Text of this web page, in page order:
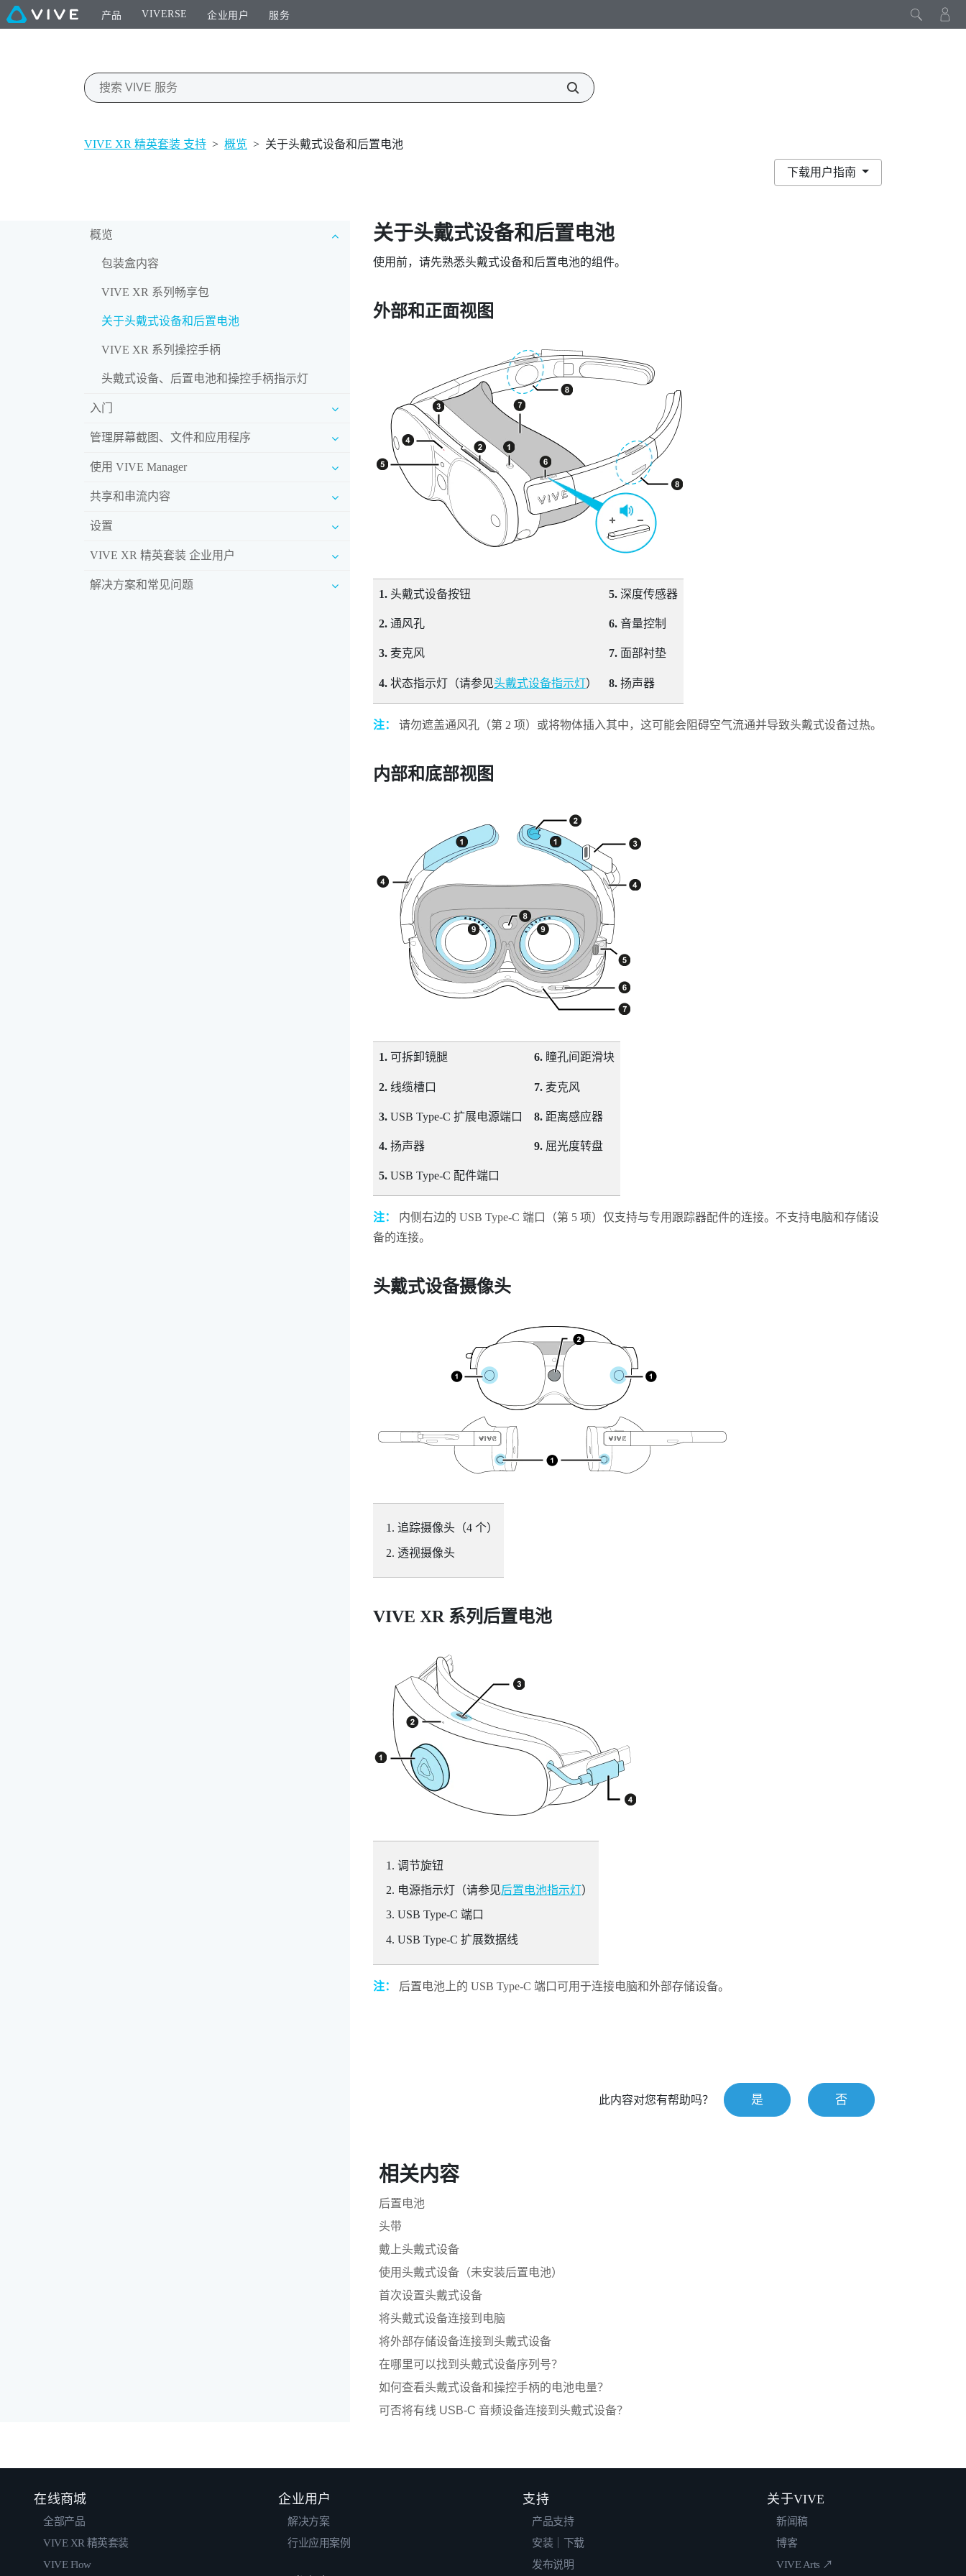
产品 VIVERSE 企业用户 服务
VIVE XR 精英套装 支持 > 概览 > 关于头戴式设备和后置电池
下载用户指南
概览
包装盒内容
VIVE XR 系列畅享包
关于头戴式设备和后置电池
VIVE XR 系列操控手柄
头戴式设备、后置电池和操控手柄指示灯
入门
管理屏幕截图、文件和应用程序
使用 VIVE Manager
共享和串流内容
设置
VIVE XR 精英套装 企业用户
解决方案和常见问题
关于头戴式设备和后置电池
使用前，请先熟悉头戴式设备和后置电池的组件。
外部和正面视图
1. 头戴式设备按钮
2.通风孔
3.麦克风
4.状态指示灯（请参见头戴式设备指示灯）
5.深度传感器
6.音量控制
7.面部衬垫
8.扬声器
注： 请勿遮盖通风孔（第 2 项）或将物体插入其中，这可能会阻碍空气流通并导致头戴式设备过热。
内部和底部视图
1.可拆卸镜腿
2.线缆槽口
3. USB Type-C 扩展电源端口
4.扬声器
5. USB Type-C 配件端口
6.瞳孔间距滑块
7.麦克风
8.距离感应器
9.屈光度转盘
注： 内侧右边的 USB Type-C 端口（第 5 项）仅支持与专用跟踪器配件的连接。不支持电脑和存储设
备的连接。
头戴式设备摄像头
追踪摄像头（4 个）
透视摄像头
VIVE XR 系列后置电池
调节旋钮
电源指示灯（请参见后置电池指示灯）
USB Type-C 端口
USB Type-C 扩展数据线
注： 后置电池上的 USB Type-C 端口可用于连接电脑和外部存储设备。
此内容对您有帮助吗？ 是 否
相关内容
后置电池
头带
戴上头戴式设备
使用头戴式设备（未安装后置电池）
首次设置头戴式设备
将头戴式设备连接到电脑
将外部存储设备连接到头戴式设备
在哪里可以找到头戴式设备序列号？
如何查看头戴式设备和操控手柄的电池电量？
可否将有线 USB-C 音频设备连接到头戴式设备？
在线商城
全部产品
VIVE XR 精英套装
VIVE Flow
企业用户
解决方案
行业应用案例
支持
产品支持
安装｜下载
发布说明
关于VIVE
新闻稿
博客
VIVE Arts ↗